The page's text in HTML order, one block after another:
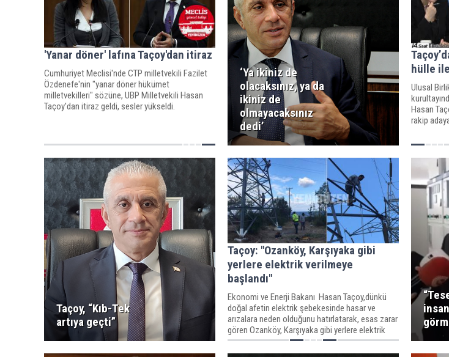
'Yanar döner' lafına Taçoy'dan itiraz
Cumhuriyet Meclisi'nde CTP milletvekili Fazilet
Özdenefe'nin "yanar döner hükümet
milletvekilleri" sözüne, UBP Milletvekili Hasan
Taçoy'dan itiraz geldi, sesler yükseldi.
‘Ya ikiniz de
olacaksınız, ya da
ikiniz de
olmayacaksınız
dedi’
hülle
Ulusal
Hasan
rakip
Taçoy, “Kıb-Tek
artıya geçti”
Taçoy: "Ozanköy, Karşıyaka gibi
yerlere elektrik verilmeye
başlandı"
Ekonomi ve Enerji Bakanı Hasan Taçoy,dünkü
doğal afetin elektrik şebekesinde hasar ve
arızalara neden olduğunu hatırlatarak, esas zarar
gören Ozanköy, Karşıyaka gibi yerlere elektrik
verilmeye başlandığını kaydetti.